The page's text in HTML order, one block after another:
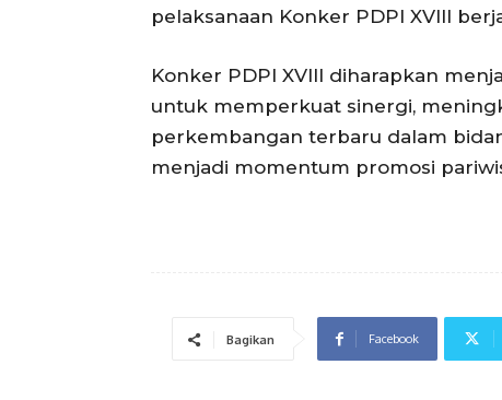
pelaksanaan Konker PDPI XVIII
Konker PDPI XVIII diharapkan
untuk memperkuat sinergi,
perkembangan terbaru dalam
menjadi momentum promosi
Bagikan Facebook